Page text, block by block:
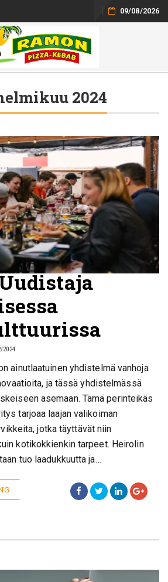
09/08/2026
2024
2024
ainutlaatuinen yhdistelmä vanhoja
ja tässä yhdistelmässä
asemaan. Tämä perinteikäs
tarjoaa laajan valikoiman
jotka täyttävät niin
kotikokkienkin tarpeet. Heirolin
tuo laadukkuutta ja…